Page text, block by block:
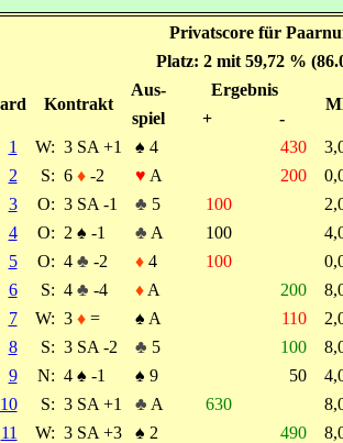
Privatscore für
Platz: 2 mit 59,72 %
Kontrakt
Aus- Ergebnis
spiel +
-
1
W: 3 SA +1 ♠ 4 430
2
S: 6 ♦-2 ♥ A 200
3
O: 3 SA -1 ♣ 5 100
4
O: 2 ♠ -1 ♣ A 100
5
O: 4 ♣ -2 ♦4 100
6
S: 4 ♣ -4 ♦A 200
7
W: 3 ♦= ♠ A 110
8
S: 3 SA -2 ♣ 5 100
9
N: 4 ♠ -1 ♠ 9 50
10
S: 3 SA +1 ♣ A 630
11
W: 3 SA +3 ♠ 2 490